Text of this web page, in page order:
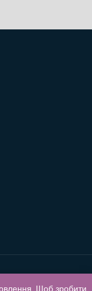
Щоб зробити